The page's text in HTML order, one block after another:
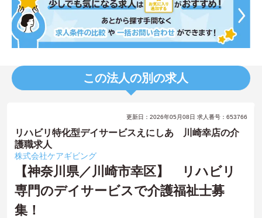
この法人の別の求人
更新日：2026年05月08日 求人番号：653766
リハビリ特化型デイサービスえにしあ 川崎幸店の介
護職求人
株式会社ケアギビング
【神奈川県／川崎市幸区】 リハビリ
専門のデイサービスで介護福祉士募
集！